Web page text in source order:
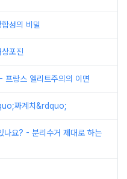
성의 비밀
포진
프랑스 엘리트주의의 이면
짜계치&rdquo;
나요? - 분리수거 제대로 하는